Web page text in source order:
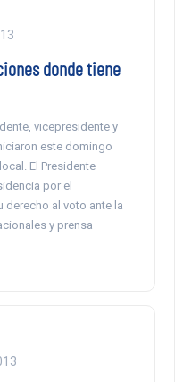
donde tiene
vicepresidente y
este domingo
El Presidente
por el
derecho al voto ante la
y prensa